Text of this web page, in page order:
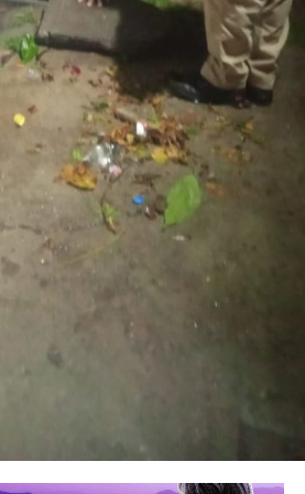
prevé refuerzo con Guardia Civil